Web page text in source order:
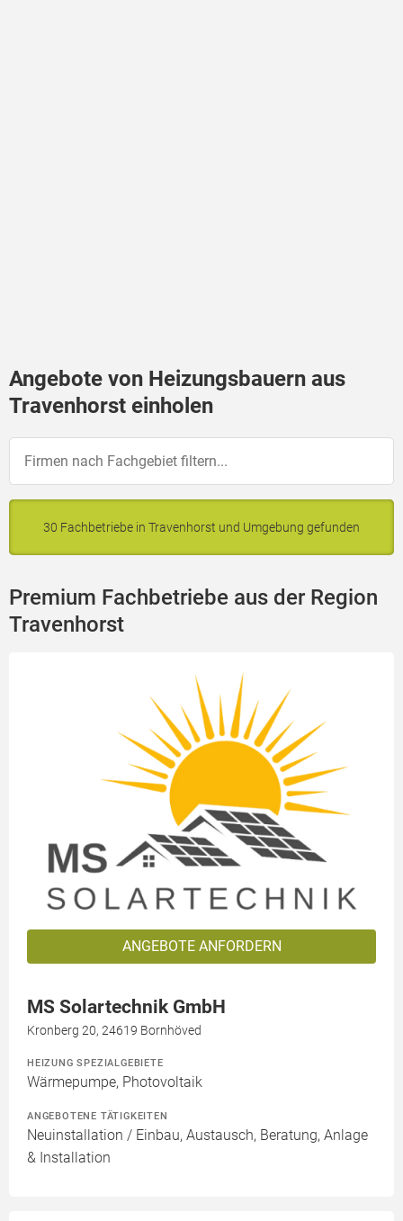
Angebote von Heizungsbauern aus
Travenhorst einholen
30 Fachbetriebe in Travenhorst und Umgebung gefunden
Premium Fachbetriebe aus der Region
Travenhorst
ANGEBOTE ANFORDERN
MS Solartechnik GmbH
Kronberg 20, 24619 Bornhöved
HEIZUNG SPEZIALGEBIETE
Wärmepumpe, Photovoltaik
ANGEBOTENE TÄTIGKEITEN
Neuinstallation / Einbau, Austausch, Beratung, Anlage
& Installation